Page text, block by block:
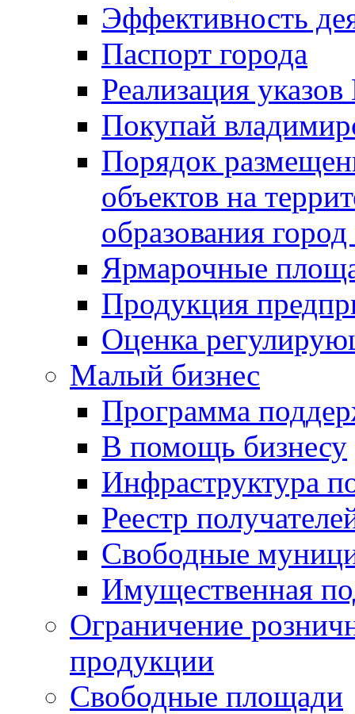
Эффективность
Паспорт города
Реализация
Покупай
Порядок
объектов на
образования
Ярмарочные
Продукция
Оценка
Малый бизнес
Программа
В помощь бизнесу
Инфраструктура
Реестр
Свободные
Имущественная
Ограничение
продукции
Свободные площади